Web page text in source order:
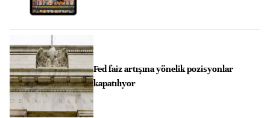
Fed faiz artışına yönelik pozisyonlar
kapatılıyor